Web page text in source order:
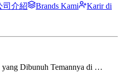
司介紹 Brands Kami
Karir di
yang Dibunuh Temannya di …